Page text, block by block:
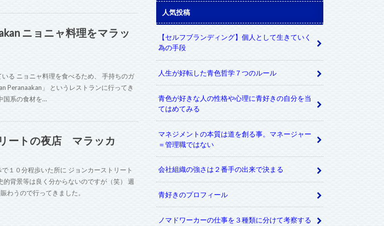
ニョニャ料理をマラッ
る ニョニャ料理を食べるため、 手持ちのガ
Peranaakan」 というレストランに行ってき
国系の食材を…
ートの夜店 マラッカ
１０分程歩いた所に ジョンカーストリート
背景等は良く分からないのですが（笑） 週
わうので行ってきました。
人気投稿
【セルフブランディング】個人として生きていく
為の手段
人生が好転した青色哲学７つのルール
青色が好きな人の性格や心理に青好きの自分を当
てはめてみる
マネジメントの本質は道を創る事。マネージャー
＝管理職ではない
会社組織の強さは２番手の出来で決まる
青好きのプロフィール
ノマドワーカーの仕事を３種類に分けて考察する